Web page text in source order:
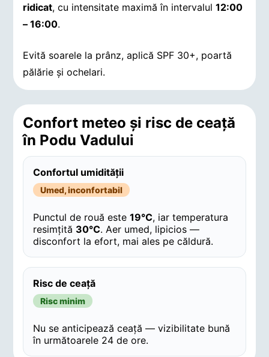
ridicat, cu intensitate maximă în intervalul12:00
– 16:00.
Evită soarele la prânz, aplică SPF 30+, poartă
pălărie și ochelari.
Confort meteo și risc de ceață
în Podu Vadului
Confortul umidității
Umed, inconfortabil
Punctul de rouă este19°C, iar temperatura
resimțită 30°C. Aer umed, lipicios —
disconfort la efort, mai ales pe căldură.
Risc de ceață
Risc minim
Nu se anticipează ceață — vizibilitate bună
în următoarele 24 de ore.